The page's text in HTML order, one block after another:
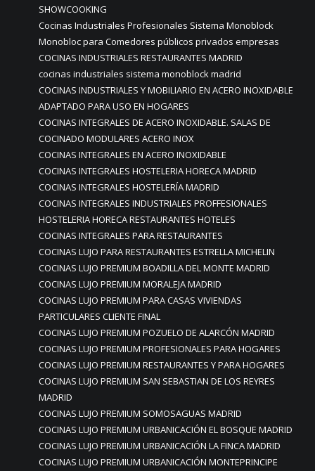
SHOWCOOKING
Cocinas Industriales Profesionales Sistema Monoblock
Monobloc para Comedores públicos privados empresas
COCINAS INDUSTRIALES RESTAURANTES MADRID
cocinas industriales sistema monoblock madrid
COCINAS INDUSTRIALES Y MOBILIARIO EN ACERO INOXIDABLE
ADAPTADO PARA USO EN HOGARES
COCINAS INTEGRALES DE ACERO INOXIDABLE. SALAS DE
COCINADO MODULARES ACERO INOX
COCINAS INTEGRALES EN ACERO INOXIDABLE
COCINAS INTEGRALES HOSTELERIA HORECA MADRID
COCINAS INTEGRALES HOSTELERÍA MADRID
COCINAS INTEGRALES INDUSTRIALES PROFFESIONALES
HOSTELERIA HORECA RESTAURANTES HOTELES
COCINAS INTEGRALES PARA RESTAURANTES
COCINAS LUJO PARA RESTAURANTES ESTRELLA MICHELIN
COCINAS LUJO PREMIUM BOADILLA DEL MONTE MADRID
COCINAS LUJO PREMIUM MORALEJA MADRID
COCINAS LUJO PREMIUM PARA CASAS VIVIENDAS
PARTICULARES CLIENTE FINAL
COCINAS LUJO PREMIUM POZUELO DE ALARCÓN MADRID
COCINAS LUJO PREMIUM PROFESIONALES PARA HOGARES
COCINAS LUJO PREMIUM RESTAURANTES Y PARA HOGARES
COCINAS LUJO PREMIUM SAN SEBASTIAN DE LOS REYRES
MADRID
COCINAS LUJO PREMIUM SOMOSAGUAS MADRID
COCINAS LUJO PREMIUM URBANICACIÓN EL BOSQUE MADRID
COCINAS LUJO PREMIUM URBANICACIÓN LA FINCA MADRID
COCINAS LUJO PREMIUM URBANICACIÓN MONTEPRINCIPE